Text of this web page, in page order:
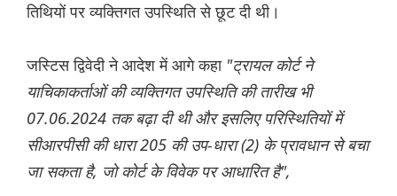
तिथियों पर व्यक्तिगत उपस्थिति से छूट दी थी।
जस्टिस द्विवेदी ने आदेश में आगे कहा "ट्रायल कोर्ट ने
याचिकाकर्ताओं की व्यक्तिगत उपस्थिति की तारीख भी
07.06.2024 तक बढ़ा दी थी और इसलिए परिस्थितियों में
सीआरपीसी की धारा 205 की उप-धारा (2) के प्रावधान से बचा
जा सकता है, जो कोर्ट के विवेक पर आधारित है",